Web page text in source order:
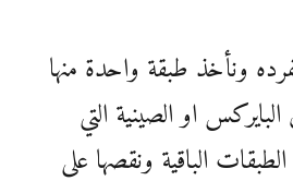
ونأخذ طبقة واحدة منها
او الصينية التي
الباقية ونقصها على